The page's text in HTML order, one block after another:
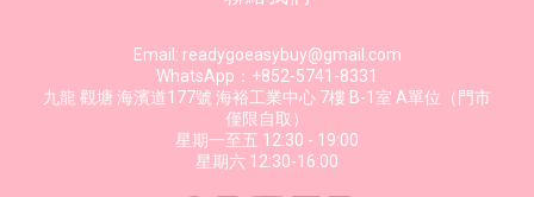
Email: readygoeasybuy@gmail.com
WhatsApp：+852-5741-8331
九龍 觀塘 海濱道177號 海裕工業中心 7樓 B-1室 A單位（門市
僅限自取）
星期一至五 12:30 - 19:00
星期六 12:30-16:00